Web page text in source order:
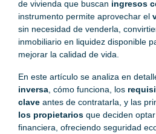
de vivienda que buscan ingresos
instrumento permite aprovechar el
sin necesidad de venderla,
inmobiliario en liquidez disponible
mejorar la calidad de vida.
En este artículo se analiza en
inversa , cómo funciona, los
clave antes de contratarla, y las
los propietarios que deciden
financiera, ofreciendo seguridad